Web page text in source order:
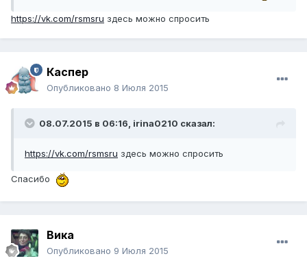
https://vk.com/rsmsru здесь можно спросить
Каспер
Опубликовано 8 Июля 2015
08.07.2015 в 06:16, irina0210 сказал:
https://vk.com/rsmsru здесь можно спросить
Спасибо
Вика
Опубликовано 9 Июля 2015